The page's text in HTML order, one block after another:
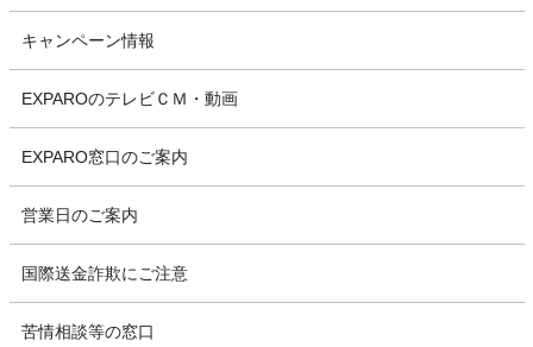
キャンペーン情報
EXPAROのテレビＣＭ・動画
EXPARO窓口のご案内
営業日のご案内
国際送金詐欺にご注意
苦情相談等の窓口